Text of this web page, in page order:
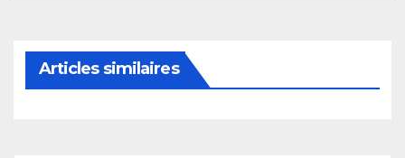
Articles similaires